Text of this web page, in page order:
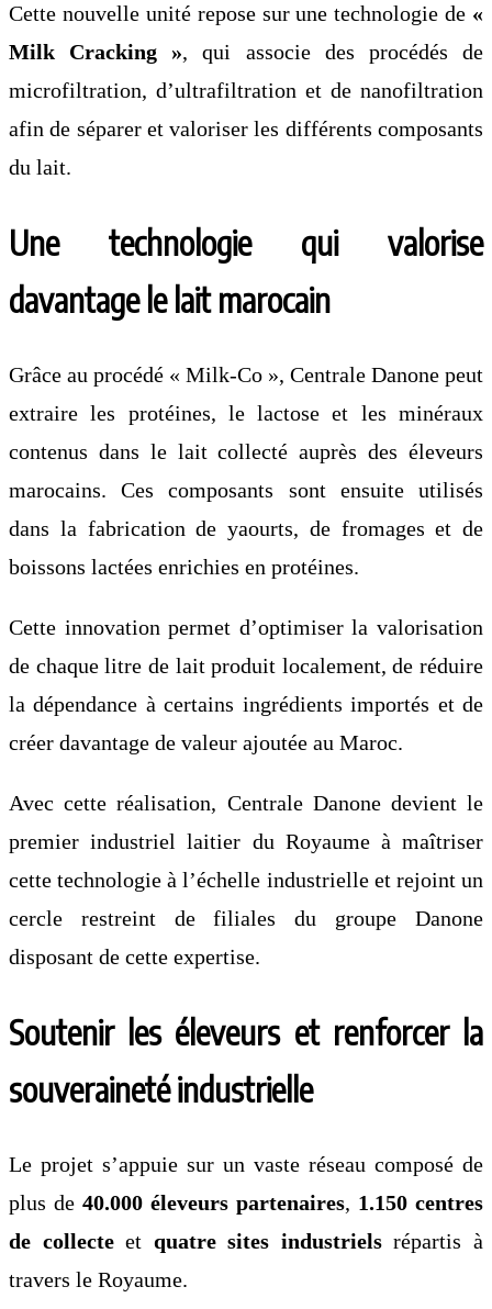
Cette nouvelle unité repose sur une technologie de «
Milk Cracking », qui associe des procédés de
microfiltration, d’ultrafiltration et de nanofiltration
afin de séparer et valoriser les différents composants
du lait.
Une technologie qui valorise
davantage le lait marocain
Grâce au procédé « Milk-Co », Centrale Danone peut
extraire les protéines, le lactose et les minéraux
contenus dans le lait collecté auprès des éleveurs
marocains. Ces composants sont ensuite utilisés
dans la fabrication de yaourts, de fromages et de
boissons lactées enrichies en protéines.
Cette innovation permet d’optimiser la valorisation
de chaque litre de lait produit localement, de réduire
la dépendance à certains ingrédients importés et de
créer davantage de valeur ajoutée au Maroc.
Avec cette réalisation, Centrale Danone devient le
premier industriel laitier du Royaume à maîtriser
cette technologie à l’échelle industrielle et rejoint un
cercle restreint de filiales du groupe Danone
disposant de cette expertise.
Soutenir les éleveurs et renforcer la
souveraineté industrielle
Le projet s’appuie sur un vaste réseau composé de
plus de 40.000 éleveurs partenaires, 1.150 centres
de collecteet quatre sites industrielsrépartis à
travers le Royaume.